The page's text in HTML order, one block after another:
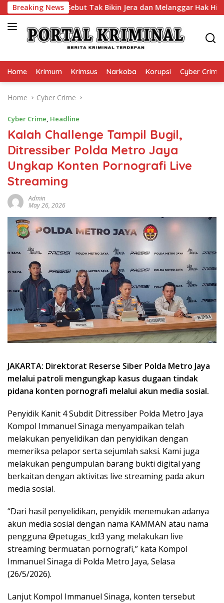
Skip
to
content
Breaking News
Sebut Tak Bikin Jera dan Melanggar Hak Hidup
Home Krimum Krimsus Narkoba Korupsi Cyber Crime
Home Cyber Crime
Cyber Crime, Headline
Kalah Challenge Tampil Bugil,
Ditressiber Polda Metro Jaya
Ungkap Konten Pornografi Live
Streaming
Admin
May 26, 2026
JAKARTA: Direktorat Reserse Siber Polda Metro Jaya
melalui patroli mengungkap kasus dugaan tindak
pidana konten pornografi melalui akun media sosial.
Penyidik Kanit 4 Subdit Ditressiber Polda Metro Jaya
Kompol Immanuel Sinaga menyampaikan telah
melakukan penyelidikan dan penyidikan dengan
memeriksa pelapor serta sejumlah saksi. Kami juga
melakukan pengumpulan barang bukti digital yang
berkaitan dengan aktivitas live streaming pada akun
media sosial.
“Dari hasil penyelidikan, penyidik menemukan adanya
akun media sosial dengan nama KAMMAN atau nama
pengguna @petugas_lcd3 yang melakukan live
streaming bermuatan pornografi,” kata Kompol
Immanuel Sinaga di Polda Metro Jaya, Selasa
(26/5/2026).
Lanjut Kompol Immanuel Sinaga, konten tersebut